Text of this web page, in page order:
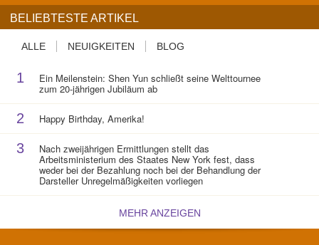
BELIEBTESTE ARTIKEL
ALLE NEUIGKEITEN BLOG
1 Ein Meilenstein: Shen Yun schließt seine Welttournee
zum 20-jährigen Jubiläum ab
2 Happy Birthday, Amerika!
3 Nach zweijährigen Ermittlungen stellt das
Arbeitsministerium des Staates New York fest, dass
weder bei der Bezahlung noch bei der Behandlung der
Darsteller Unregelmäßigkeiten vorliegen
MEHR ANZEIGEN